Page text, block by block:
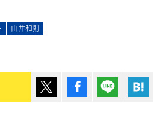
山井和則
ポスト シェア Lineで送